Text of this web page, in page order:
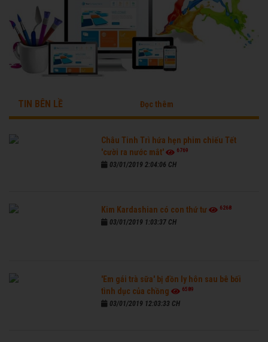
TIN BÊN LỀ Đọc thêm
Châu Tinh Trì hứa hẹn phim chiếu Tết
'cười ra nước mắt'
6769
03/01/2019 2:04:06 CH
Kim Kardashian có con thứ tư 6268
03/01/2019 1:03:37 CH
'Em gái trà sữa' bị đồn ly hôn sau bê bối
tình dục của chồng
6589
03/01/2019 12:03:33 CH